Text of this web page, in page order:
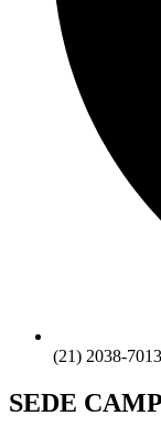
(21) 2038-
SEDE